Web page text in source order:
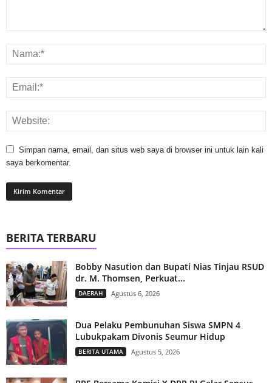
Simpan nama, email, dan situs web saya di browser ini untuk lain kali
saya berkomentar.
BERITA TERBARU
Bobby Nasution dan Bupati Nias Tinjau RSUD
dr. M. Thomsen, Perkuat...
DAERAH Agustus 6, 2026
Dua Pelaku Pembunuhan Siswa SMPN 4
Lubukpakam Divonis Seumur Hidup
BERITA UTAMA Agustus 5, 2026